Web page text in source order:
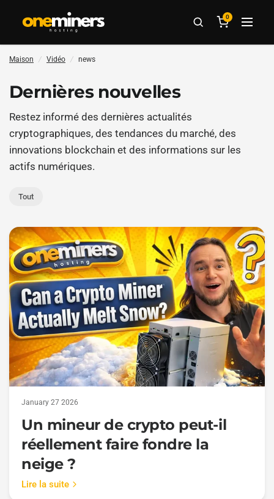
0
Maison / Vidéo / news
Dernières nouvelles
Restez informé des dernières actualités
cryptographiques, des tendances du marché, des
innovations blockchain et des informations sur les
actifs numériques.
Tout
January 27 2026
Un mineur de crypto peut-il
réellement faire fondre la
neige ?
Lire la suite